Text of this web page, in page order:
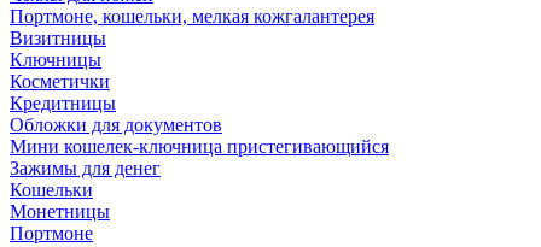
Портмоне, кошельки, мелкая кожгалантерея
Визитницы
Ключницы
Косметички
Кредитницы
Обложки для документов
Мини кошелек-ключница пристегивающийся
Зажимы для денег
Кошельки
Монетницы
Портмоне